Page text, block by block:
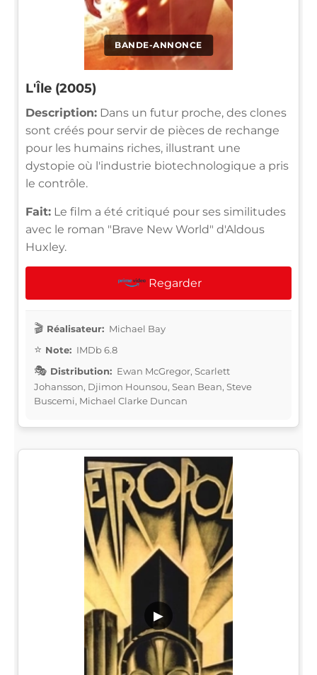
BANDE-ANNONCE
L'Île (2005)
Description: Dans un futur proche, des clones
sont créés pour servir de pièces de rechange
pour les humains riches, illustrant une
dystopie où l'industrie biotechnologique a pris
le contrôle.
Fait: Le film a été critiqué pour ses similitudes
avec le roman "Brave New World" d'Aldous
Huxley.
Regarder
Réalisateur: Michael Bay
Note: IMDb 6.8
Distribution: Ewan McGregor, Scarlett
Johansson, Djimon Hounsou, Sean Bean, Steve
Buscemi, Michael Clarke Duncan
▶